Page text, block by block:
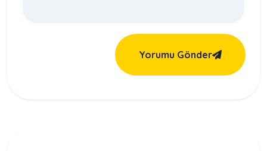
Yorumu Gönder